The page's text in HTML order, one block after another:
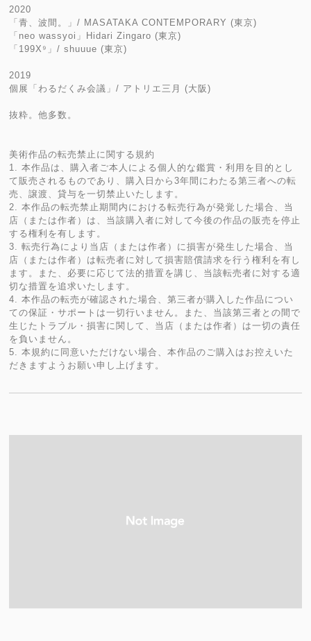
2020
「青、波間。」/ MASATAKA CONTEMPORARY (東京)
「neo wassyoi」Hidari Zingaro (東京)
「199X⁹」/ shuuue (東京)
2019
個展「わるだくみ会議」/ アトリエ三月 (大阪)
抜粋。他多数。
美術作品の転売禁止に関する規約
1. 本作品は、購入者ご本人による個人的な鑑賞・利用を目的とし
て販売されるものであり、購入日から3年間にわたる第三者への転
売、譲渡、貸与を一切禁止いたします。
2. 本作品の転売禁止期間内における転売行為が発覚した場合、当
店（または作者）は、当該購入者に対して今後の作品の販売を停止
する権利を有します。
3. 転売行為により当店（または作者）に損害が発生した場合、当
店（または作者）は転売者に対して損害賠償請求を行う権利を有し
ます。また、必要に応じて法的措置を講じ、当該転売者に対する適
切な措置を追求いたします。
4. 本作品の転売が確認された場合、第三者が購入した作品につい
ての保証・サポートは一切行いません。また、当該第三者との間で
生じたトラブル・損害に関して、当店（または作者）は一切の責任
を負いません。
5. 本規約に同意いただけない場合、本作品のご購入はお控えいた
だきますようお願い申し上げます。